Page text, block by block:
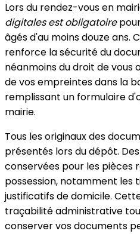
Lors du rendez-vous en
digitales est obligatoire
âgés d'au moins douze ans.
renforce la sécurité du
néanmoins du droit de
de vos empreintes dans la
remplissant un formulaire
mairie.
Tous les originaux des
présentés lors du dépôt.
conservées pour les pièces
possession, notamment les
justificatifs de domicile.
traçabilité administrative
conserver vos documents